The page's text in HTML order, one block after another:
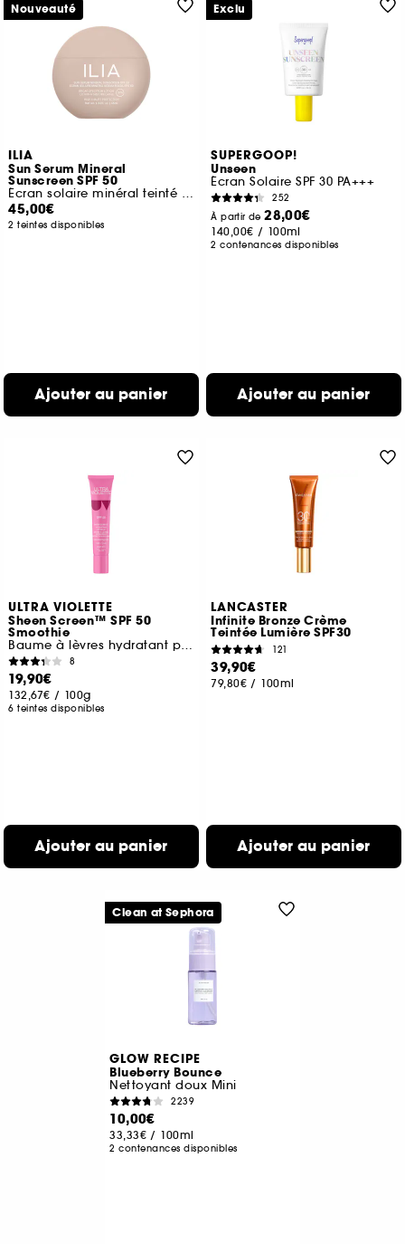
ILIA
Sun Serum Mineral
Sunscreen SPF 50
Écran solaire minéral teinté SPF 50
45,00€
2 teintes disponibles
Ajouter au panier
Nouveauté
SUPERGOOP!
Unseen
Écran Solaire SPF 30 PA+++
252
À partir de28,00€
140,00€ / 100ml
2 contenances disponibles
Ajouter au panier
Exclu
ULTRA VIOLETTE
Sheen Screen™ SPF 50
Smoothie
Baume à lèvres hydratant protection solaire
8
19,90€
132,67€ / 100g
6 teintes disponibles
Ajouter au panier
LANCASTER
Infinite Bronze Crème
Teintée Lumière SPF30
121
39,90€
79,80€ / 100ml
Ajouter au panier
GLOW RECIPE
Blueberry Bounce
Nettoyant doux Mini
2239
10,00€
33,33€ / 100ml
2 contenances disponibles
Clean at Sephora